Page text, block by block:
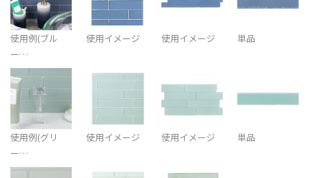
使用例(ブル
ー…
使用イメージ 使用イメージ 単品
使用例(グリ
ー…
使用イメージ 使用イメージ 単品